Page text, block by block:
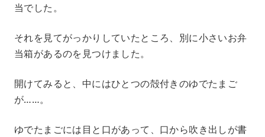
当でした。
それを見てがっかりしていたところ、別に小さいお弁
当箱があるのを見つけました。
開けてみると、中にはひとつの殻付きのゆでたまご
が……。
ゆでたまごには目と口があって、口から吹き出しが書